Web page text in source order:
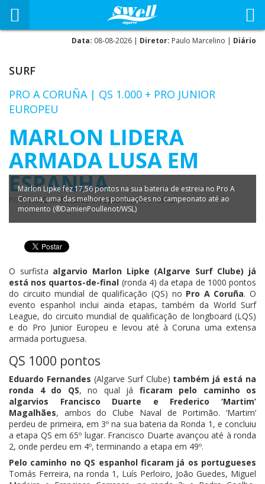
Data: 08-08-2026 | Diretor: Paulo Marcelino | Diário
SURF
PRO A CORUÑA | QS 1.000 + PRO JUNIOR
EUROPEU
MARLON LIDERA
ARMADA LUSA EM
ESPANHA
PORPAULO MARCELINOEM8 JULHO, 2016 - 09:02
Marlon Lipke fez 17,56 pontos na sua bateria de estreia no Pro A
Coruna, uma das melhores pontuações no campeonato até ao
momento (®DamienPoullenot/WSL)
O surfista algarvio Marlon Lipke (Algarve Surf Clube) já
está nos quartos-de-final (ronda 4) da etapa de 1000 pontos
do circuito mundial de qualificação (QS) no Pro A Coruña. O
evento espanhol inclui ainda etapas, também da World Surf
League, do circuito mundial de qualificação de longboard (LQS)
e do Pro Junior Europeu e levou até à Coruna uma extensa
armada portuguesa.
QS 1000 pontos
Eduardo Fernandes (Algarve Surf Clube) também já está na
ronda 4 do QS, no qual já ficaram pelo caminho os
algarvios Francisco Duarte e Frederico ‘Martim’
Magalhães, ambos do Clube Naval de Portimão. ‘Martim’
perdeu de primeira, em 3º na sua bateria da Ronda 1, e concluiu
a etapa QS em 65º lugar. Francisco Duarte avançou até à ronda
2, onde perdeu em 4º, terminando a etapa em 49º.
Pelo caminho no QS espanhol ficaram já os portugueses
Tomás Ferreira, na ronda 1, Luís Perloiro, João Guedes, Miguel